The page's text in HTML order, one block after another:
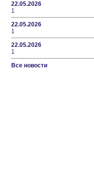
22.05.2026
1
22.05.2026
1
22.05.2026
1
Все новости